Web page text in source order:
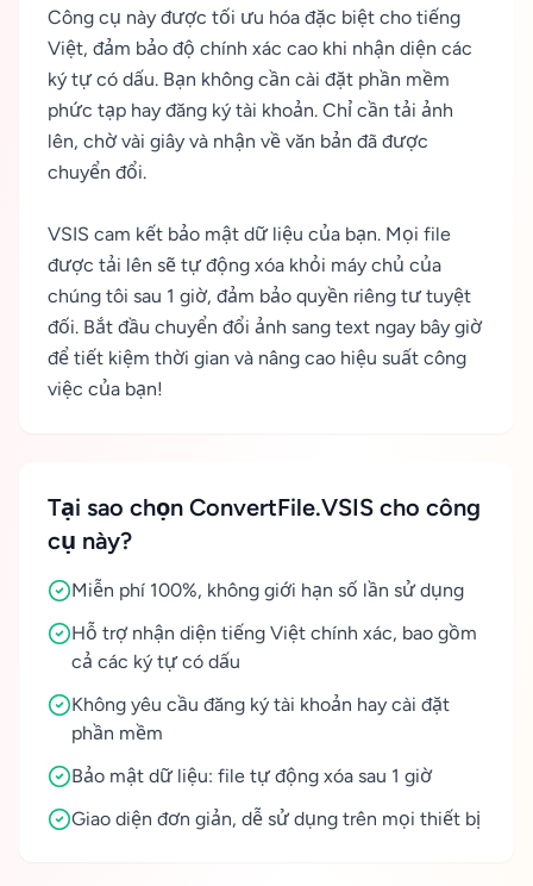
Công cụ này được tối ưu hóa đặc biệt cho tiếng
Việt, đảm bảo độ chính xác cao khi nhận diện các
ký tự có dấu. Bạn không cần cài đặt phần mềm
phức tạp hay đăng ký tài khoản. Chỉ cần tải ảnh
lên, chờ vài giây và nhận về văn bản đã được
chuyển đổi.
VSIS cam kết bảo mật dữ liệu của bạn. Mọi file
được tải lên sẽ tự động xóa khỏi máy chủ của
chúng tôi sau 1 giờ, đảm bảo quyền riêng tư tuyệt
đối. Bắt đầu chuyển đổi ảnh sang text ngay bây giờ
để tiết kiệm thời gian và nâng cao hiệu suất công
việc của bạn!
Tại sao chọn ConvertFile.VSIS cho công
cụ này?
Miễn phí 100%, không giới hạn số lần sử dụng
Hỗ trợ nhận diện tiếng Việt chính xác, bao gồm
cả các ký tự có dấu
Không yêu cầu đăng ký tài khoản hay cài đặt
phần mềm
Bảo mật dữ liệu: file tự động xóa sau 1 giờ
Giao diện đơn giản, dễ sử dụng trên mọi thiết bị